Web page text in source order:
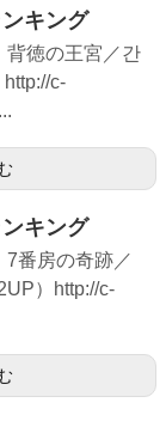
キング
背徳の王宮／간
c-
キング
7番房の奇跡／
）http://c-